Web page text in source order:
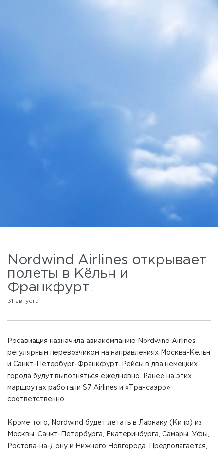
Nordwind Airlines открывает
полеты в Кёльн и
Франкфурт.
31 августа
Росавиация назначила авиакомпанию Nordwind Airlines
регулярным перевозчиком на направлениях Москва-Кельн
и Санкт-Петербург-Франкфурт. Рейсы в два немецких
города будут выполняться ежедневно. Ранее на этих
маршрутах работали S7 Airlines и «Трансаэро»
соответственно.
Кроме того, Nordwind будет летать в Ларнаку (Кипр) из
Москвы, Санкт-Петербурга, Екатеринбурга, Самары, Уфы,
Ростова-на-Дону и Нижнего Новгорода. Предполагается,